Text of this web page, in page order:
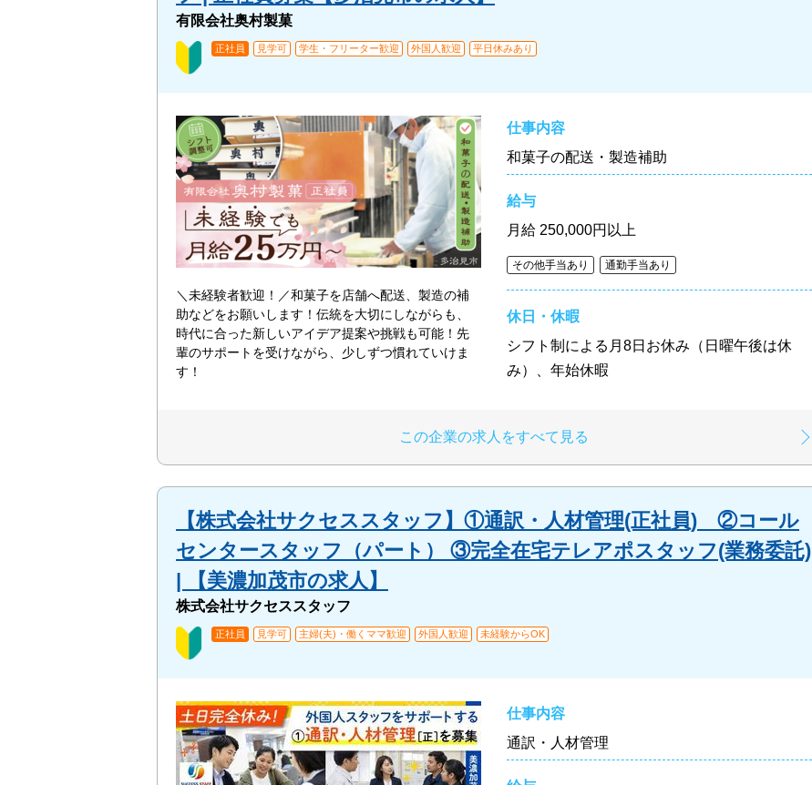
有限会社奥村製菓
正社員 見学可 学生・フリーター歓迎 外国人歓迎 平日休みあり
＼未経験者歓迎！／和菓子を店舗へ配送、製造の補
助などをお願いします！伝統を大切にしながらも、
時代に合った新しいアイデア提案や挑戦も可能！先
輩のサポートを受けながら、少しずつ慣れていけま
す！
仕事内容
和菓子の配送・製造補助
給与
月給 250,000円以上
その他手当あり 通勤手当あり
休日・休暇
シフト制による月8日お休み（日曜午後は休
み）、年始休暇
この企業の求人をすべて見る
【株式会社サクセススタッフ】①通訳・人材管理(正社員) ②コール
センタースタッフ（パート） ③完全在宅テレアポスタッフ(業務委託)
| 【美濃加茂市の求人】
株式会社サクセススタッフ
正社員 見学可 主婦(夫)・働くママ歓迎 外国人歓迎 未経験からOK
仕事内容
通訳・人材管理